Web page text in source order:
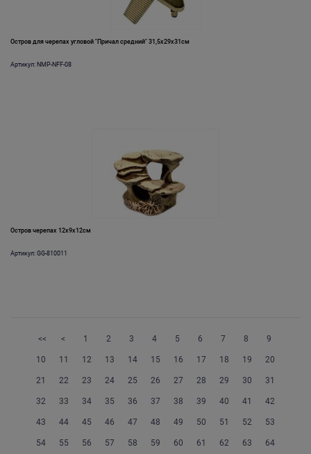
Остров для черепах угловой "Причал средний" 31,5х29х31см
Артикул: NMP-NFF-08
Остров черепах 12x9x12см
Артикул: GG-810011
<< < 1 2 3 4 5 6 7 8 9
10 11 12 13 14 15 16 17 18 19 20
21 22 23 24 25 26 27 28 29 30 31
32 33 34 35 36 37 38 39 40 41 42
43 44 45 46 47 48 49 50 51 52 53
54 55 56 57 58 59 60 61 62 63 64